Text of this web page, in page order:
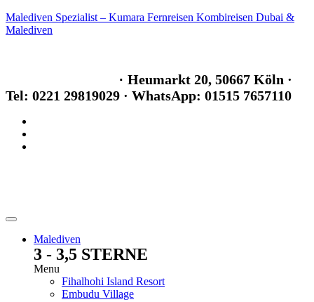
Malediven Spezialist – Kumara Fernreisen Kombireisen Dubai &
Malediven
· Heumarkt 20, 50667 Köln ·
Tel: 0221 29819029 · WhatsApp: 01515 7657110
Malediven
3 - 3,5 STERNE
Menu
Fihalhohi Island Resort
Embudu Village